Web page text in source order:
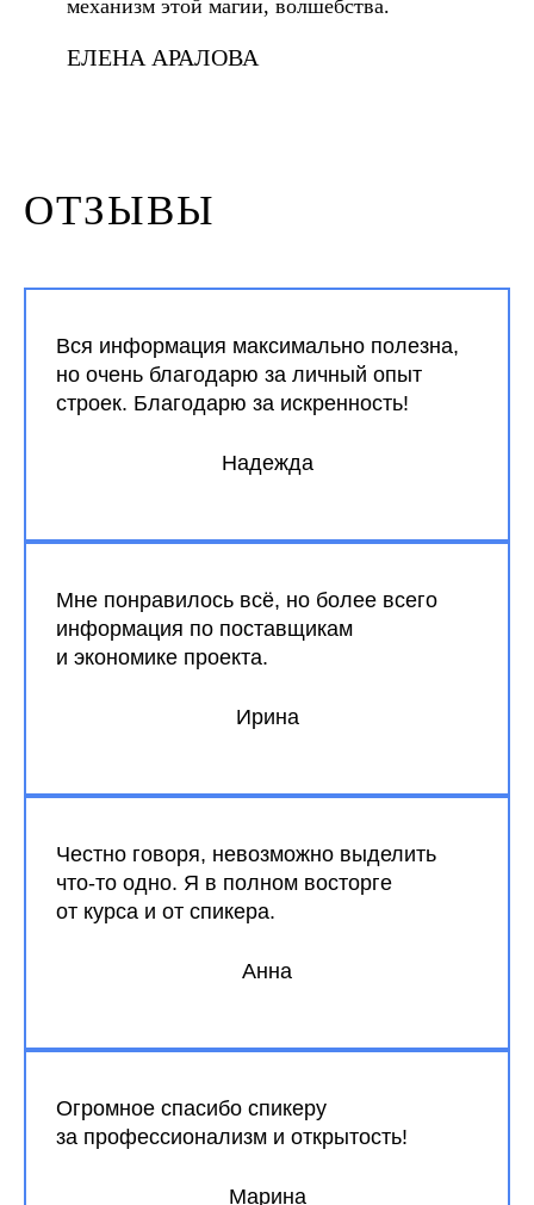
механизм этой магии, волшебства.
ЕЛЕНА АРАЛОВА
ОТЗЫВЫ
Вся информация максимально полезна,
но очень благодарю за личный опыт
строек. Благодарю за искренность!
Надежда
Мне понравилось всё, но более всего
информация по поставщикам
и экономике проекта.
Ирина
Честно говоря, невозможно выделить
что-то одно. Я в полном восторге
от курса и от спикера.
Анна
Огромное спасибо спикеру
за профессионализм и открытость!
Марина